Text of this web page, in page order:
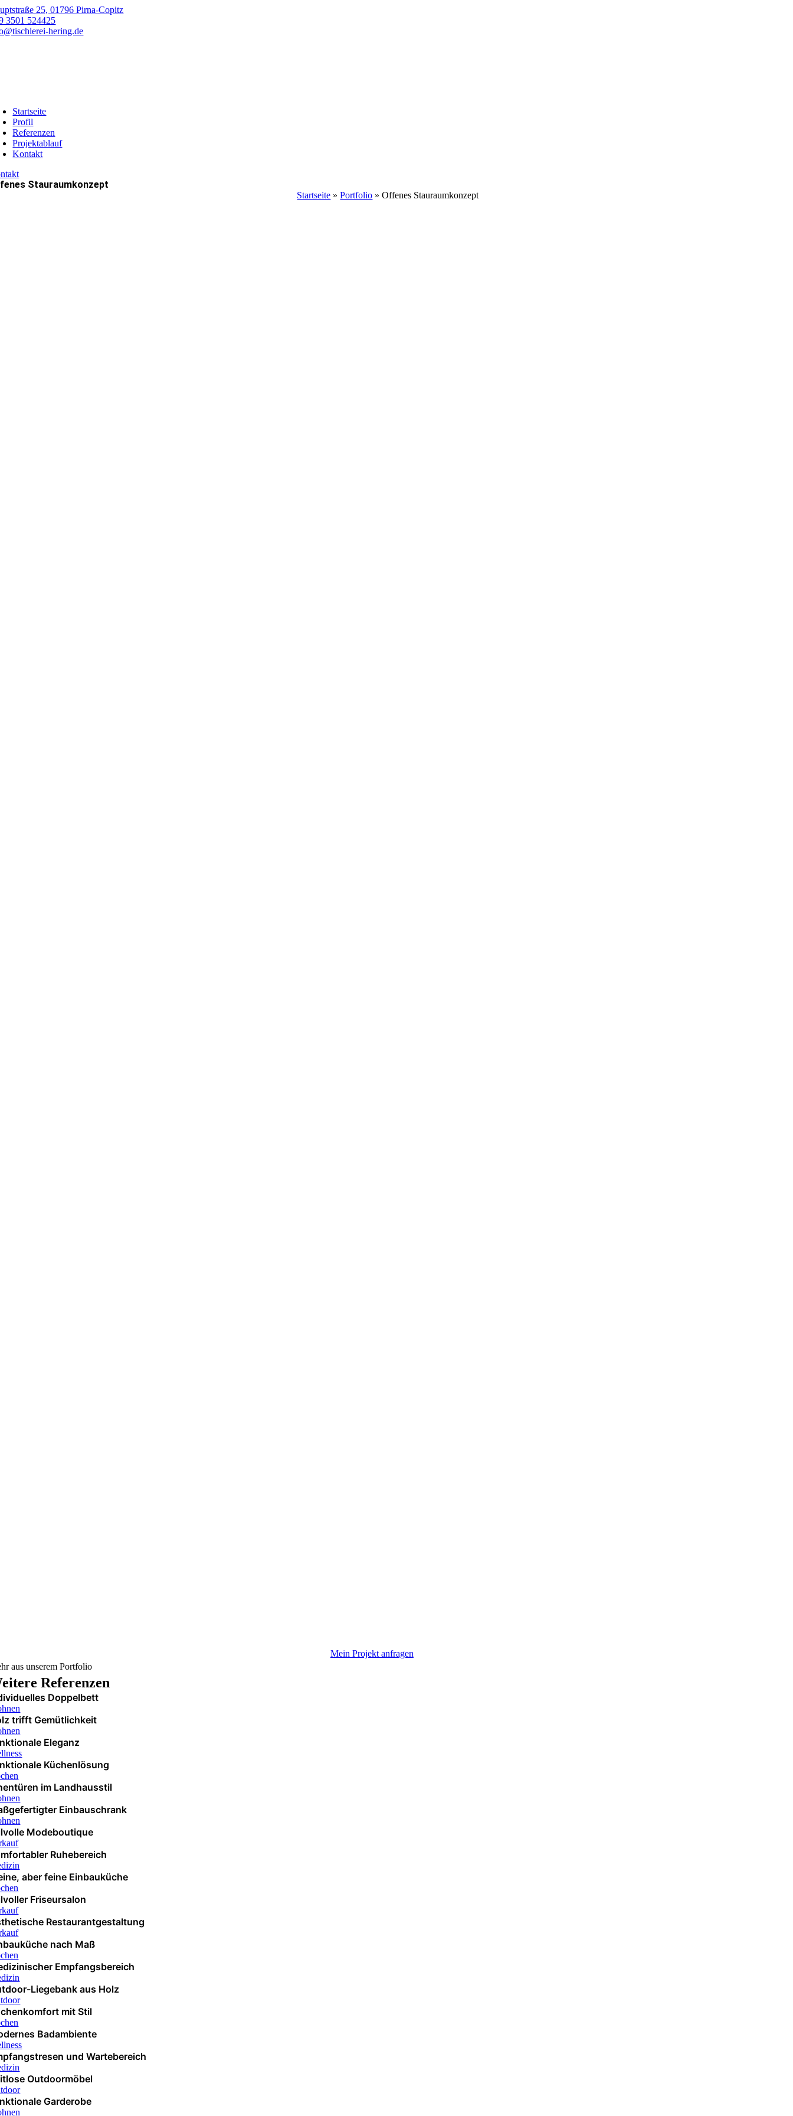
Zum
Inhalt
springen
25, 01796 Pirna-Copitz
3501 524425
hering.de
Startseite
Profil
Referenzen
Projektablauf
Kontakt
Stauraumkonzept
Startseite »Portfolio »Offenes Stauraumkonzept
Mein Projekt anfragen
aus unserem Portfolio
Referenzen
Doppelbett
trifft Gemütlichkeit
Eleganz
Küchenlösung
im Landhausstil
Einbauschrank
Modeboutique
Ruhebereich
aber feine Einbauküche
Friseursalon
Restaurantgestaltung
nach Maß
Empfangsbereich
Liegebank aus Holz
mit Stil
Badambiente
und Wartebereich
Outdoormöbel
Garderobe